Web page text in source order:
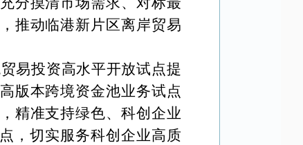
推动临港新片区离岸贸易
易投资高水平开放试点提
版本跨境资金池业务试点
精准支持绿色、科创企业
，切实服务科创企业高质